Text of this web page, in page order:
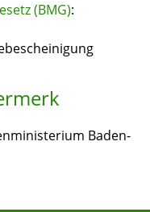
(BMG):
Baden-